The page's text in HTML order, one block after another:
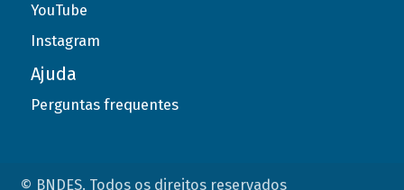
YouTube
Instagram
Ajuda
Perguntas frequentes
© BNDES. Todos os direitos reservados